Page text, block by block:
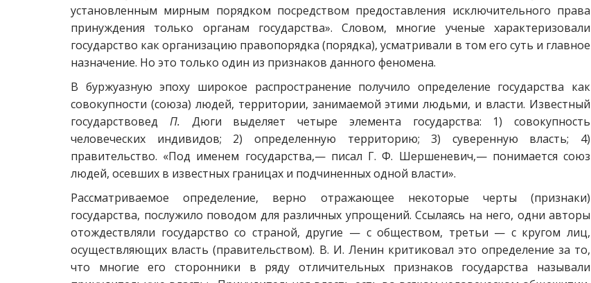
установленным мирным порядком посредством предоставления исключительного права
принуждения только органам государства». Словом, многие ученые характеризовали
государство как организацию правопорядка (порядка), усматривали в том его суть и главное
назначение. Но это только один из признаков данного феномена.
В буржуазную эпоху широкое распространение получило определение государства как
совокупности (союза) людей, территории, занимаемой этими людьми, и власти. Известный
государствовед П. Дюги выделяет четыре элемента государства: 1) совокупность
человеческих индивидов; 2) определенную территорию; 3) суверенную власть; 4)
правительство. «Под именем государства,— писал Г. Ф. Шершеневич,— понимается союз
людей, осевших в известных границах и подчиненных одной власти».
Рассматриваемое определение, верно отражающее некоторые черты (признаки)
государства, послужило поводом для различных упрощений. Ссылаясь на него, одни авторы
отождествляли государство со страной, другие — с обществом, третьи — с кругом лиц,
осуществляющих власть (правительством). В. И. Ленин критиковал это определение за то,
что многие его сторонники в ряду отличительных признаков государства называли